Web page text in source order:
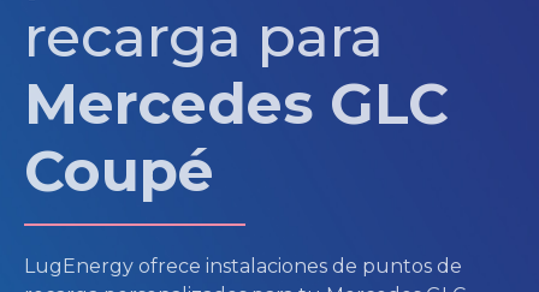
recarga para
Mercedes GLC
Coupé
LugEnergy ofrece instalaciones de puntos de